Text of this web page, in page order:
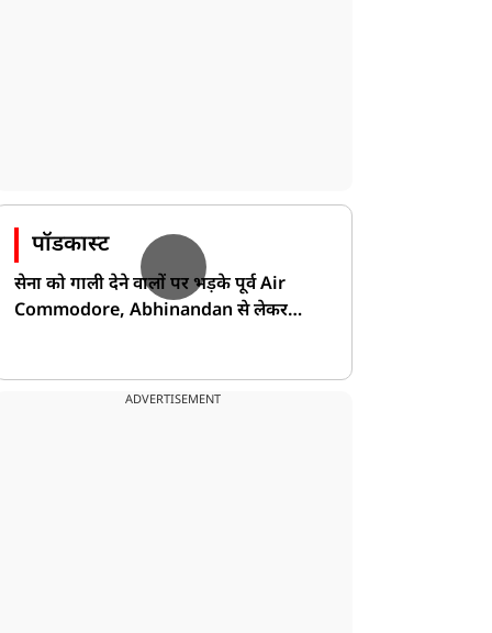
क्राइम
हत्या का खुलासा
क्राइम
पॉडकास्ट
सेना को गाली देने वालों पर भड़के पूर्व Air
Commodore, Abhinandan से लेकर
ADVERTISEMENT